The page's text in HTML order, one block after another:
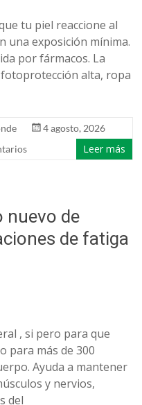
tu piel reaccione al
una exposición mínima.
por fármacos. La
alta, ropa
4 agosto, 2026
Leer más
nuevo de
de fatiga
, si pero para que
para más de 300
Ayuda a mantener
y nervios,
del